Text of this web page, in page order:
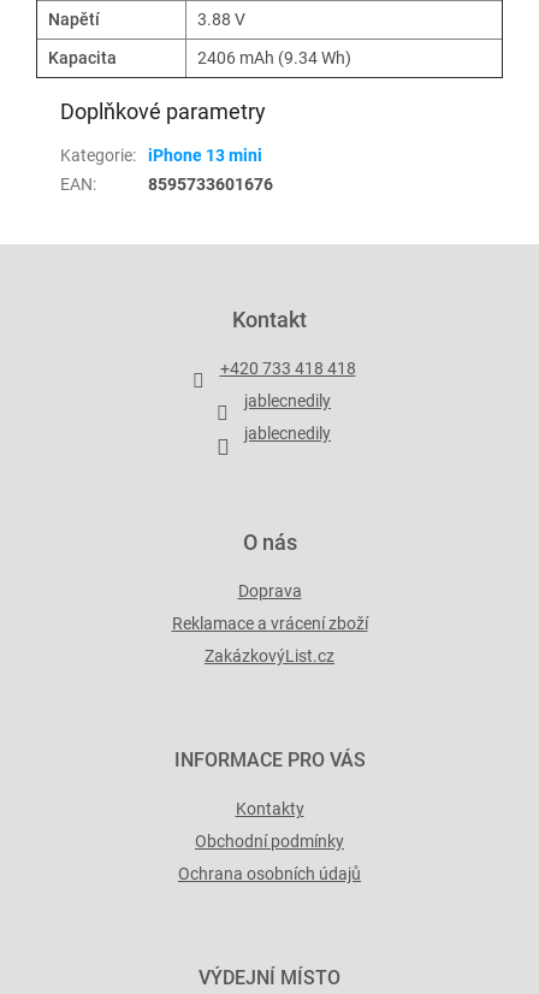
Napětí
3.88 V
Kapacita
2406 mAh (9.34 Wh)
Doplňkové parametry
Kategorie:
iPhone 13 mini
EAN: 8595733601676
Kontakt
+420 733 418 418
jablecnedily
jablecnedily
O nás
Doprava
Reklamace a vrácení zboží
ZakázkovýList.cz
INFORMACE PRO VÁS
Kontakty
Obchodní podmínky
Ochrana osobních údajů
VÝDEJNÍ MÍSTO